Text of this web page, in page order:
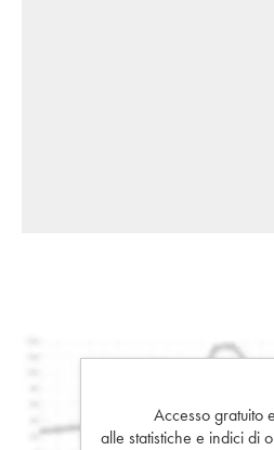
Accesso gratuito
alle statistiche e indici di